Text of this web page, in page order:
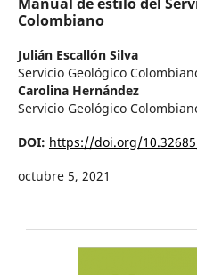
Colombiano
Julián Escallón Silva
Servicio Geológico
Carolina Hernández
Servicio Geológico
DOI: https://doi.org/
octubre 5, 2021